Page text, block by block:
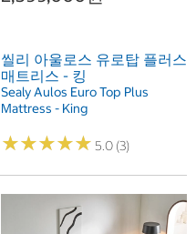
씰리 아울로스 유로탑 플러스
매트리스 - 킹
Sealy Aulos Euro Top Plus
Mattress - King
★★★★★
★★★★★ 5.0 (3)